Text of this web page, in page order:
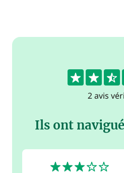
2.5
2 avis
Ils ont